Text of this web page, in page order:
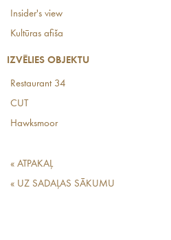
Insider's view
Kultūras afiša
IZVĒLIES OBJEKTU
Restaurant 34
CUT
Hawksmoor
« ATPAKAĻ
« UZ SADAĻAS SĀKUMU